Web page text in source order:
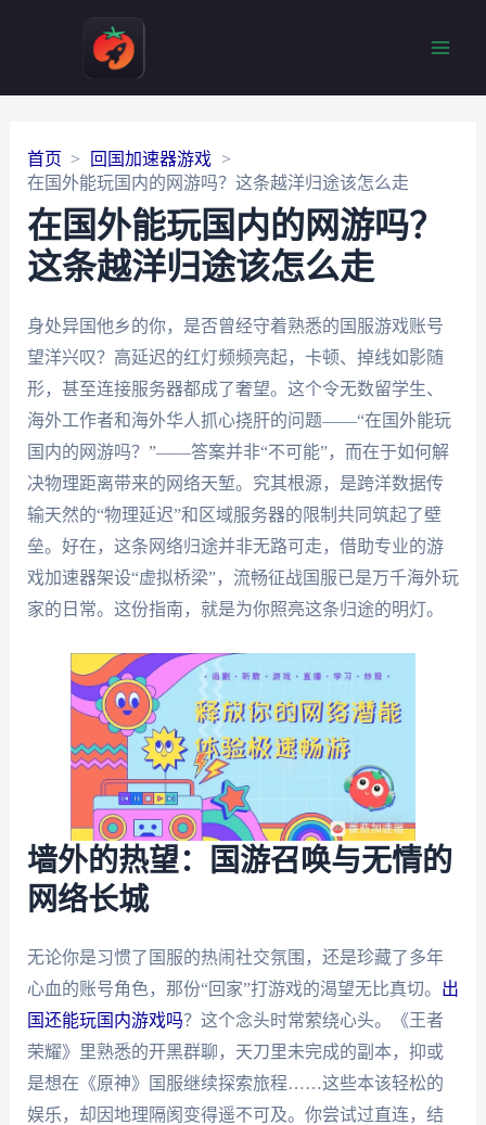
首页
回国加速器游戏
在国外能玩国内的网游吗？这条越洋归途该怎么走
在国外能玩国内的网游吗？
这条越洋归途该怎么走
身处异国他乡的你，是否曾经守着熟悉的国服游戏账号
望洋兴叹？高延迟的红灯频频亮起，卡顿、掉线如影随
形，甚至连接服务器都成了奢望。这个令无数留学生、
海外工作者和海外华人抓心挠肝的问题——“在国外能玩
国内的网游吗？”——答案并非“不可能”，而在于如何解
决物理距离带来的网络天堑。究其根源，是跨洋数据传
输天然的“物理延迟”和区域服务器的限制共同筑起了壁
垒。好在，这条网络归途并非无路可走，借助专业的游
戏加速器架设“虚拟桥梁”，流畅征战国服已是万千海外玩
家的日常。这份指南，就是为你照亮这条归途的明灯。
墙外的热望：国游召唤与无情的
网络长城
无论你是习惯了国服的热闹社交氛围，还是珍藏了多年
心血的账号角色，那份“回家”打游戏的渴望无比真切。 出
国还能玩国内游戏吗？这个念头时常萦绕心头。《王者
荣耀》里熟悉的开黑群聊，天刀里未完成的副本，抑或
是想在《原神》国服继续探索旅程……这些本该轻松的
娱乐，却因地理隔阂变得遥不可及。你尝试过直连，结